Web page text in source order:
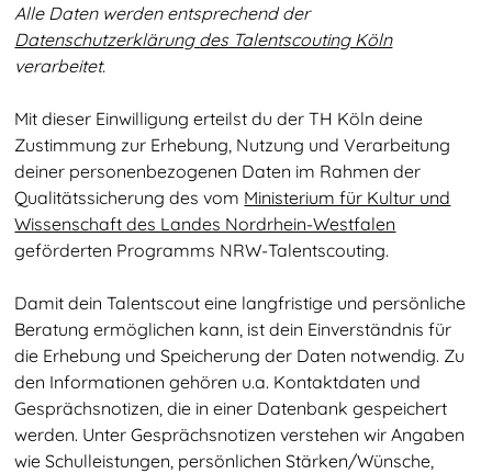
Alle Daten werden entsprechend der
Datenschutzerklärung des Talentscouting Köln
verarbeitet.
Mit dieser Einwilligung erteilst du der TH Köln deine
Zustimmung zur Erhebung, Nutzung und Verarbeitung
deiner personenbezogenen Daten im Rahmen der
Qualitätssicherung des vom Ministerium für Kultur und
Wissenschaft des Landes Nordrhein-Westfalen
geförderten Programms NRW-Talentscouting.
Damit dein Talentscout eine langfristige und persönliche
Beratung ermöglichen kann, ist dein Einverständnis für
die Erhebung und Speicherung der Daten notwendig. Zu
den Informationen gehören u.a. Kontaktdaten und
Gesprächsnotizen, die in einer Datenbank gespeichert
werden. Unter Gesprächsnotizen verstehen wir Angaben
wie Schulleistungen, persönlichen Stärken/Wünsche,